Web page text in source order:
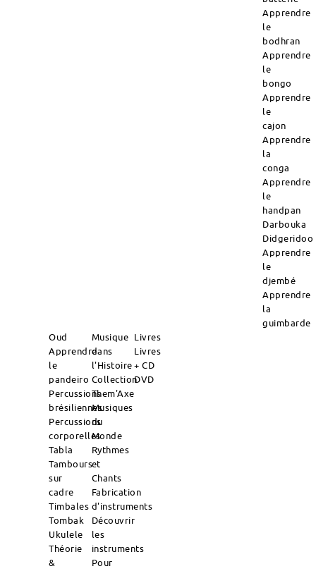
Apprendre
le
bodhran
Apprendre
le
bongo
Apprendre
le
cajon
Apprendre
la
conga
Apprendre
le
handpan
Darbouka
Didgeridoo
Apprendre
le
djembé
Apprendre
la
guimbarde
Oud
Apprendre
le
pandeiro
Percussions
brésiliennes
Percussions
corporelles
Tabla
Tambours
sur
cadre
Timbales
Tombak
Ukulele
Théorie
&
Musique
dans
l'Histoire
Collection
Them'Axe
Musiques
du
Monde
Rythmes
et
Chants
Fabrication
d'instruments
Découvrir
les
instruments
Pour
Livres
Livres
+ CD
DVD